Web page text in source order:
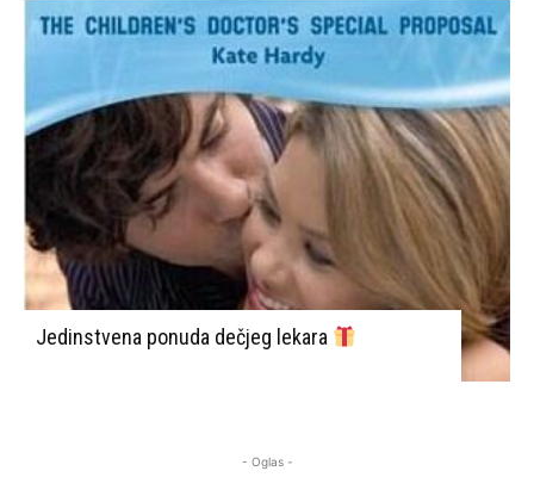
Jedinstvena ponuda dečjeg lekara
- Oglas -